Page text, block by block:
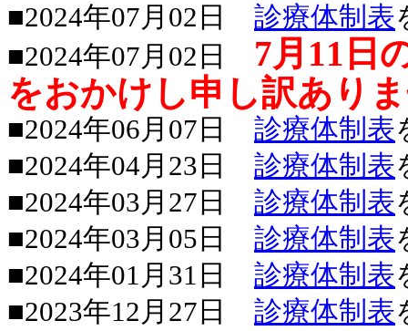
■2024年07月02日 診療体制表
■2024年07月02日 7月11日
をおかけし申し訳あり
■2024年06月07日 診療体制表
■2024年04月23日 診療体制表
■2024年03月27日 診療体制表
■2024年03月05日 診療体制表
■2024年01月31日 診療体制表
■2023年12月27日 診療体制表